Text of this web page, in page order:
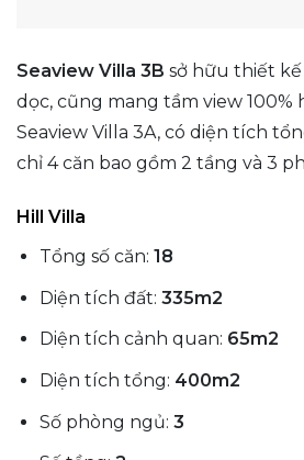
Seaview Villa 3B sở hữu thiết
dọc, cũng mang tầm view
Seaview Villa 3A, có diện tích
chỉ 4 căn bao gồm 2 tầng và 3
Hill Villa
Tổng số căn: 18
Diện tích đất: 335m2
Diện tích cảnh quan: 65m2
Diện tích tổng: 400m2
Số phòng ngủ: 3